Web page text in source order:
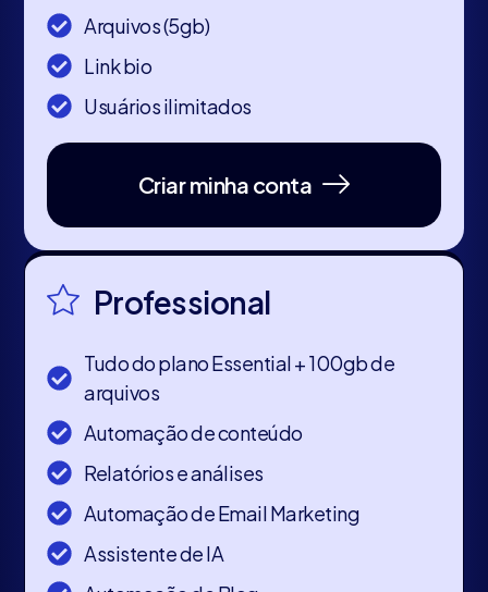
Arquivos (5gb)
Link bio
Usuários ilimitados
Criar minha conta
Professional
Tudo do plano Essential + 100gb de
arquivos
Automação de conteúdo
Relatórios e análises
Automação de Email Marketing
Assistente de IA